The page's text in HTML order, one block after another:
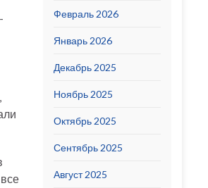
Февраль 2026
Январь 2026
Декабрь 2025
Ноябрь 2025
Октябрь 2025
Сентябрь 2025
Август 2025